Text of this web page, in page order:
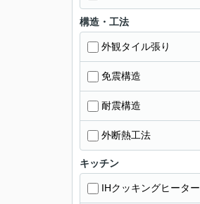
構造・工法
外観タイル張り
免震構造
耐震構造
外断熱工法
キッチン
IHクッキングヒーター